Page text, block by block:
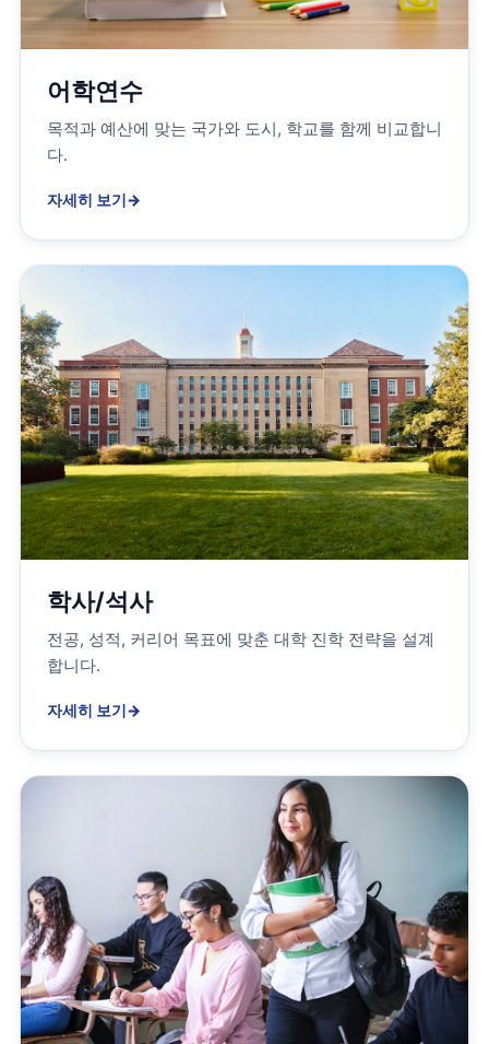
어학연수
목적과 예산에 맞는 국가와 도시, 학교를 함께 비교합니
다.
자세히 보기→
학사/석사
전공, 성적, 커리어 목표에 맞춘 대학 진학 전략을 설계
합니다.
자세히 보기→